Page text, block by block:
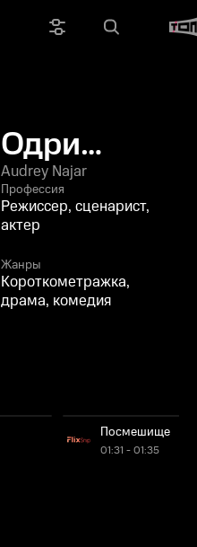
Одри
Наджар
Audrey Najar
Профессия
Режиссер, сценарист,
актер
Жанры
Короткометражка,
драма, комедия
Посмешище
01:31 - 01:35